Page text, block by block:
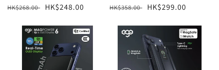
定
HK$268.00
售
HK$248.00
定
HK$358.00
售
HK$299.00